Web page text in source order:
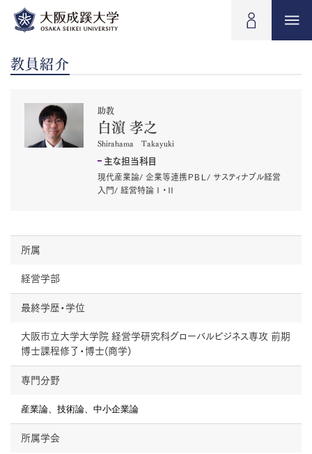
教員紹介
助教
白濵 孝之
Shirahama Takayuki
主な担当科目
現代産業論/ 企業等連携ＰＢＬ/ サスティナブル経営
入門/ 経営特論Ⅰ・Ⅱ
所属
経営学部
最終学歴・学位
大阪市立大学大学院 経営学研究科グローバルビジネス専攻 前期
博士課程修了・博士(商学)
専門分野
産業論、技術論、中小企業論
所属学会